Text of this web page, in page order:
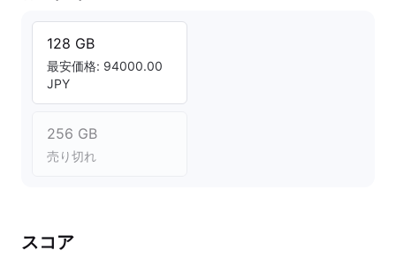
128 GB
最安価格: 94000.00
JPY
256 GB
売り切れ
スコア